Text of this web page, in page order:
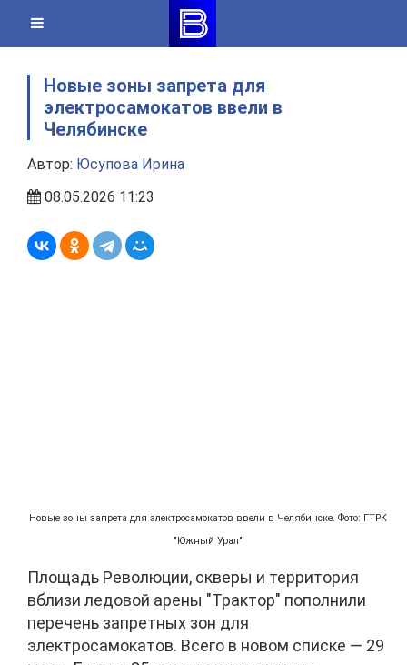
content
Новые зоны запрета для
электросамокатов ввели в
Челябинске
Автор: Юсупова Ирина
08.05.2026 11:23
Новые зоны запрета для электросамокатов ввели в Челябинске. Фото: ГТРК
"Южный Урал"
Площадь Революции, скверы и территория
вблизи ледовой арены "Трактор" пополнили
перечень запретных зон для
электросамокатов. Всего в новом списке — 29